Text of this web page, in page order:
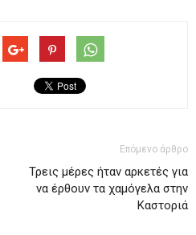
Επόμενο άρθρο
Τρεις μέρες ήταν αρκετές για
να έρθουν τα χαμόγελα στην
Καστοριά